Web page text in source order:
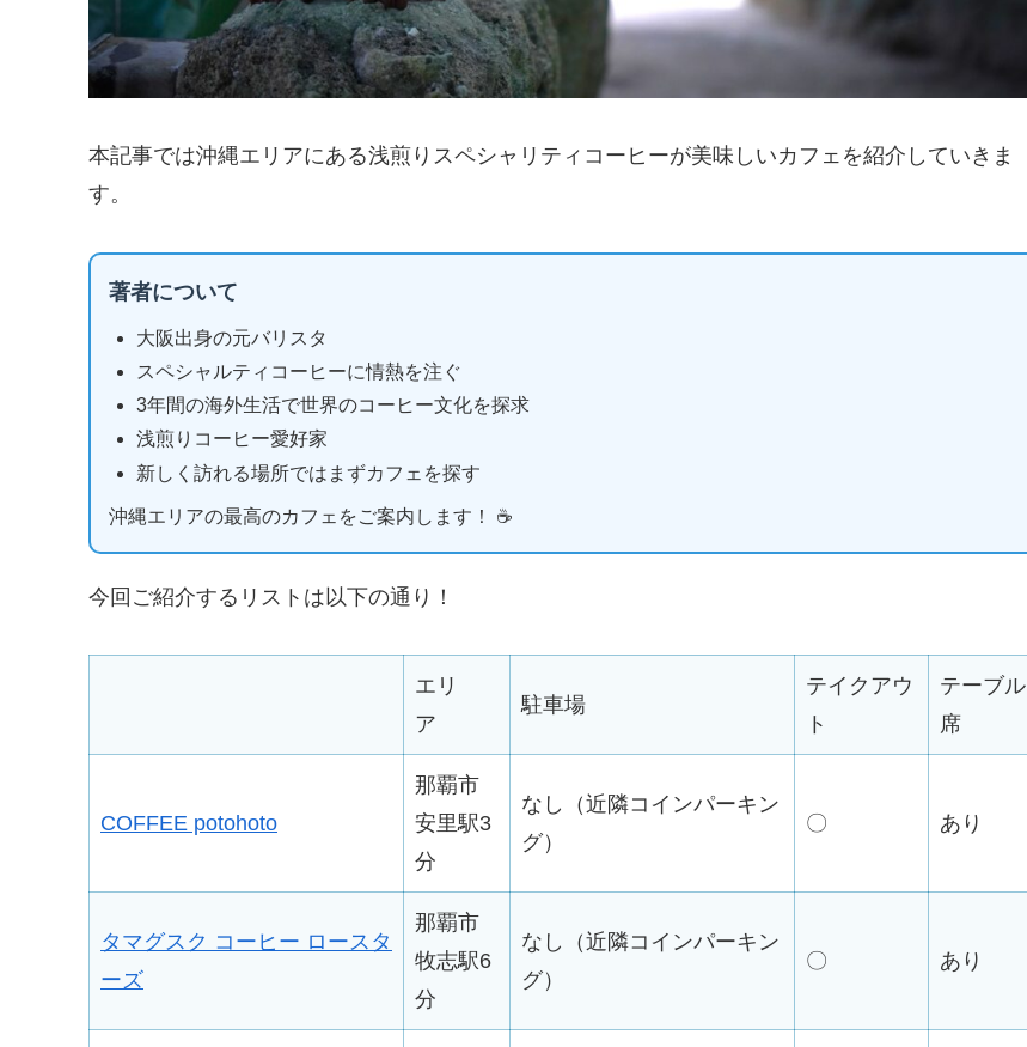
本記事では沖縄エリアにある浅煎りスペシャリティコーヒーが美味しいカフェを紹介していきま
す。
著者について
大阪出身の元バリスタ
スペシャルティコーヒーに情熱を注ぐ
3年間の海外生活で世界のコーヒー文化を探求
浅煎りコーヒー愛好家
新しく訪れる場所ではまずカフェを探す
沖縄エリアの最高のカフェをご案内します！ ☕️
今回ご紹介するリストは以下の通り！
エリ
ア
駐車場
テイクアウ
ト
テーブル
席
COFFEE potohoto
那覇市
安里駅3
分
なし（近隣コインパーキン
グ）
〇 あり
タマグスク コーヒー ロースタ
ーズ
那覇市
牧志駅6
分
なし（近隣コインパーキン
グ）
〇 あり